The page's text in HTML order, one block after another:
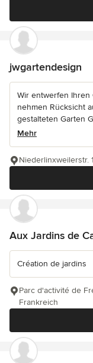
jwgartendesign
Wir entwerfen Ihren
nehmen Rücksicht
gestalteten Garten
Mehr
Niederlinxweilerstr.
Aux Jardins de
Création de jardins
Parc d'activité de
Frankreich